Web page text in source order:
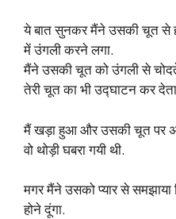
ये बात सुनकर मैंने उसकी चूत से
में उंगली करने लगा.
मैंने उसकी चूत को उंगली से
तेरी चूत का भी उद्घाटन कर
मैं खड़ा हुआ और उसकी चूत पर
वो थोड़ी घबरा गयी थी.
मगर मैंने उसको प्यार से
होने दूंगा.